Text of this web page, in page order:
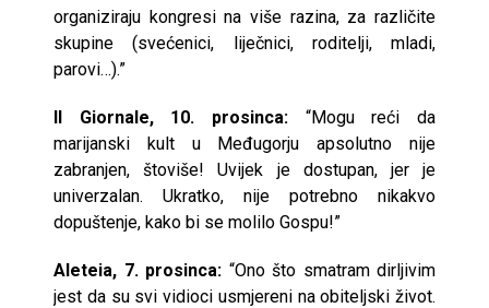
organiziraju kongresi na više razina, za različite
skupine (svećenici, liječnici, roditelji, mladi,
parovi…).”
Il Giornale, 10. prosinca: “Mogu reći da
marijanski kult u Međugorju apsolutno nije
zabranjen, štoviše! Uvijek je dostupan, jer je
univerzalan. Ukratko, nije potrebno nikakvo
dopuštenje, kako bi se molilo Gospu!”
Aleteia, 7. prosinca: “Ono što smatram dirljivim
jest da su svi vidioci usmjereni na obiteljski život.